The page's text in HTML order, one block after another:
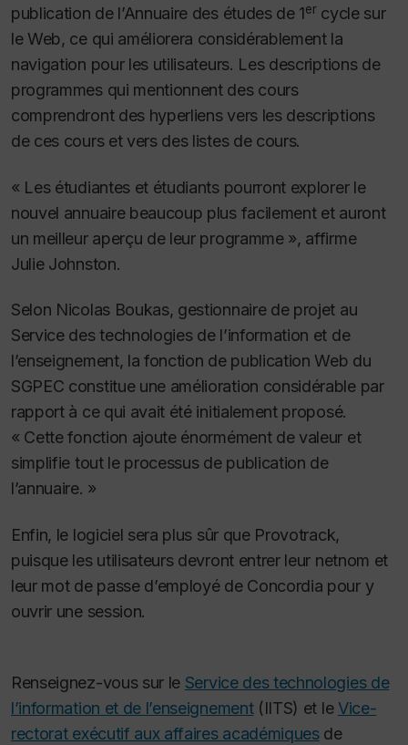
publication de l’Annuaire des études de 1ercycle sur
le Web, ce qui améliorera considérablement la
navigation pour les utilisateurs. Les descriptions de
programmes qui mentionnent des cours
comprendront des hyperliens vers les descriptions
de ces cours et vers des listes de cours.
« Les étudiantes et étudiants pourront explorer le
nouvel annuaire beaucoup plus facilement et auront
un meilleur aperçu de leur programme », affirme
Julie Johnston.
Selon Nicolas Boukas, gestionnaire de projet au
Service des technologies de l’information et de
l’enseignement, la fonction de publication Web du
SGPEC constitue une amélioration considérable par
rapport à ce qui avait été initialement proposé.
« Cette fonction ajoute énormément de valeur et
simplifie tout le processus de publication de
l’annuaire. »
Enfin, le logiciel sera plus sûr que Provotrack,
puisque les utilisateurs devront entrer leur netnom et
leur mot de passe d’employé de Concordia pour y
ouvrir une session.
Renseignez-vous sur le Service des technologies de
l’information et de l’enseignement(IITS) et leVice-
rectorat exécutif aux affaires académiquesde